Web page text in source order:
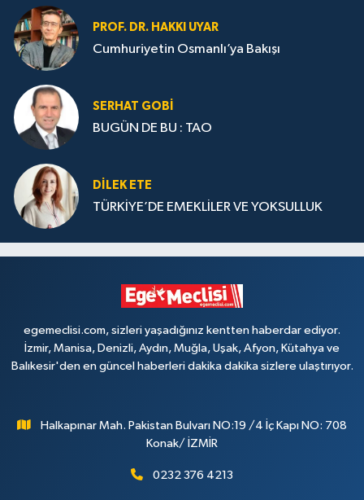
PROF. DR. HAKKI UYAR
Cumhuriyetin Osmanlı’ya Bakışı
SERHAT GOBİ
BUGÜN DE BU : TAO
DILEK ETE
TÜRKİYE’DE EMEKLİLER VE YOKSULLUK
egemeclisi.com, sizleri yaşadığınız kentten haberdar ediyor.
İzmir, Manisa, Denizli, Aydın, Muğla, Uşak, Afyon, Kütahya ve
Balıkesir'den en güncel haberleri dakika dakika sizlere ulaştırıyor.
Halkapınar Mah. Pakistan Bulvarı NO:19 /4 İç Kapı NO: 708
Konak/ İZMİR
0232 376 4213